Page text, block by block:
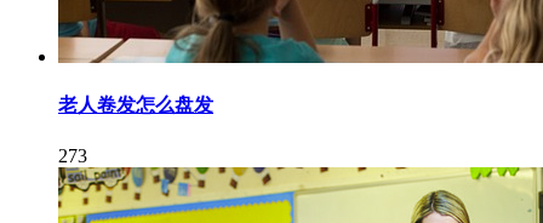
老人卷发怎么盘发
273